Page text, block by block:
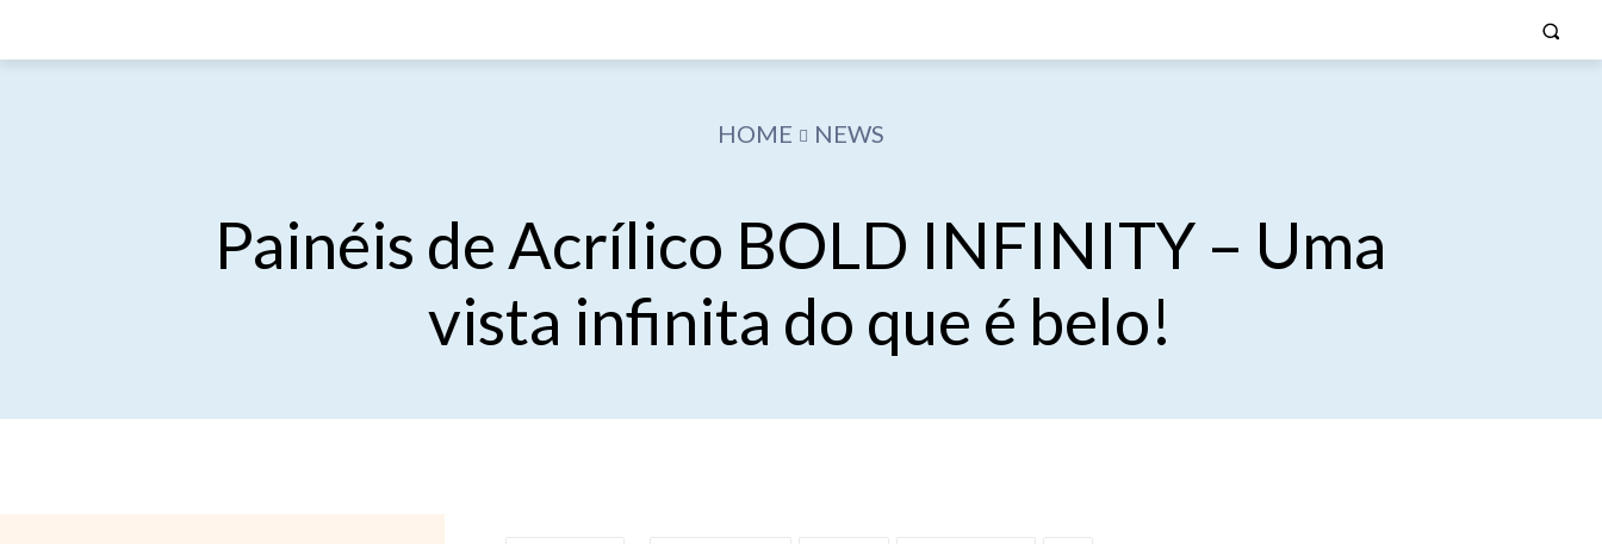
HOME NEWS
Painéis de Acrílico BOLD INFINITY – Uma
vista infinita do que é belo!